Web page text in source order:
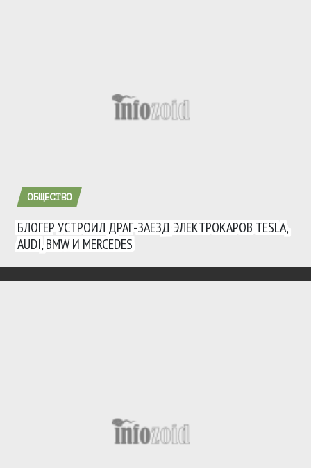
ОБЩЕСТВО
БЛОГЕР УСТРОИЛ ДРАГ-ЗАЕЗД ЭЛЕКТРОКАРОВ TESLA,
AUDI, BMW И MERCEDES